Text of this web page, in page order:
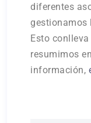
diferentes
gestionamos
Esto
resumimos
información,